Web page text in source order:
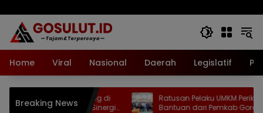
Home Viral Nasional Daerah Legislatif
Breaking News
Awasi Orang Asing di
Perkuat Sinergi
Ratusan Pelaku UMKM Perikanan
Bantuan dari Pemkab Gorontalo